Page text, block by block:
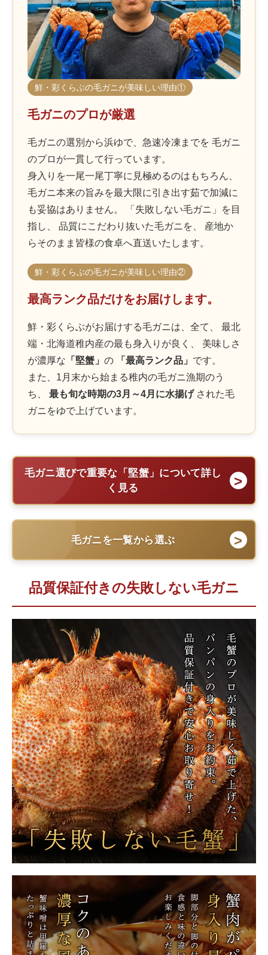
鮮・彩くらぶの毛ガニが美味しい理由①
毛ガニのプロが厳選
毛ガニの選別から浜ゆで、急速冷凍までを 毛ガニ
のプロが一貫して行っています。
身入りを一尾一尾丁寧に見極めるのはもちろん、
毛ガニ本来の旨みを最大限に引き出す茹で加減に
も妥協はありません。 「失敗しない毛ガニ」を目
指し、 品質にこだわり抜いた毛ガニを、 産地か
らそのまま皆様の食卓へ直送いたします。
鮮・彩くらぶの毛ガニが美味しい理由②
最高ランク品だけをお届けします。
鮮・彩くらぶがお届けする毛ガニは、全て、 最北
端・北海道稚内産の最も身入りが良く、 美味しさ
が濃厚な 「堅蟹」 の 「最高ランク品」 です。
また、1月末から始まる稚内の毛ガニ漁期のう
ち、 最も旬な時期の3月～4月に水揚げされた毛
ガニをゆで上げています。
毛ガニ選びで重要な「堅蟹」について詳し
く見る
毛ガニを一覧から選ぶ
品質保証付きの失敗しない毛ガニ